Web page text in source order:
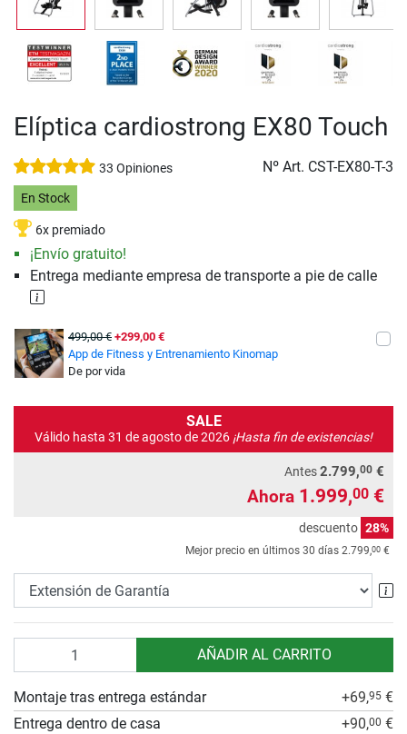
Elíptica cardiostrong EX80 Touch
33 Opiniones Nº Art. CST-EX80-T-3
En Stock
6x premiado
¡Envío gratuito!
Entrega mediante empresa de transporte a pie de calle
499,00 € +299,00 €
App de Fitness y Entrenamiento Kinomap
De por vida
SALE
Válido hasta 31 de agosto de 2026 ¡Hasta fin de existencias!
Antes2.799,00 €
Ahora 1.999,00 €
descuento 28%
Mejor precio en últimos 30 días 2.799,00 €
AÑADIR AL CARRITO
Montaje tras entrega estándar +69,95 €
Entrega dentro de casa
+90,00 €